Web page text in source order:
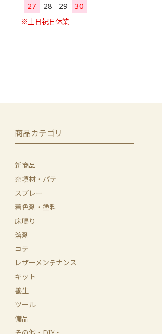
27
28 29 30
商品カテゴリ
新商品
充填材・パテ
スプレー
着色剤・塗料
床鳴り
溶剤
コテ
レザーメンテナンス
キット
養生
ツール
備品
その他・DIY・